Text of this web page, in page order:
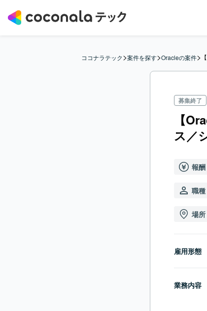
ココナラテック>案件を探す>Oracleの案件>
募集終了
【
ス／
報酬
職種
場所
雇用形態
業務内容